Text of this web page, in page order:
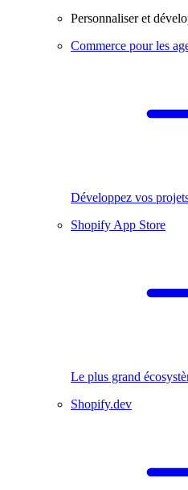
Personnaliser et
Commerce pour les
Développez vos
Shopify App Store
Le plus grand
Shopify.dev